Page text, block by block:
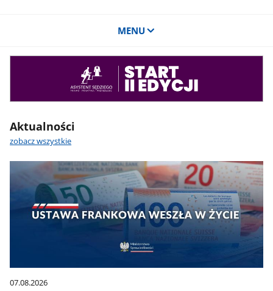
MENU
Aktualności
zobacz wszystkie
07.08.2026